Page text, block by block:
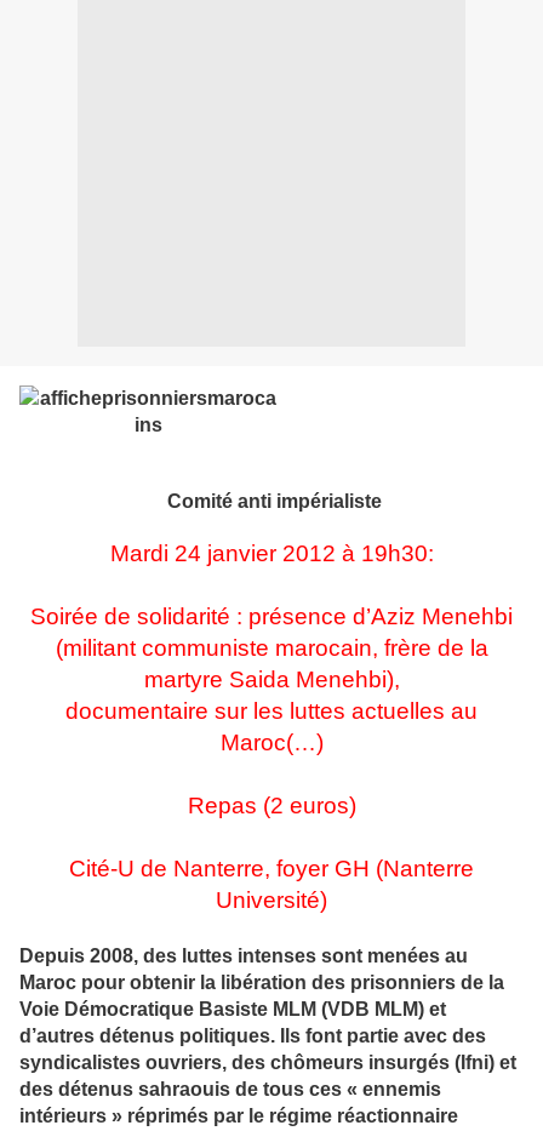
Comité anti impérialiste
Mardi 24 janvier 2012 à 19h30:
Soirée de solidarité : présence d’Aziz Menehbi
(militant communiste marocain, frère de la
martyre Saida Menehbi),
documentaire sur les luttes actuelles au
Maroc(…)
Repas (2 euros)
Cité-U de Nanterre, foyer GH (Nanterre
Université)
Depuis 2008, des luttes intenses sont menées au
Maroc pour obtenir la libération des prisonniers de la
Voie Démocratique Basiste MLM (VDB MLM) et
d’autres détenus politiques. Ils font partie avec des
syndicalistes ouvriers, des chômeurs insurgés (Ifni) et
des détenus sahraouis de tous ces « ennemis
intérieurs » réprimés par le régime réactionnaire